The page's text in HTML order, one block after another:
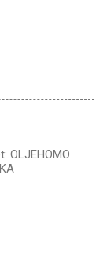
OLJEHOMO